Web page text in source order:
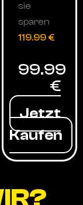
sie
sparen
119.99 €
99.99
€
Jetzt
Kaufen